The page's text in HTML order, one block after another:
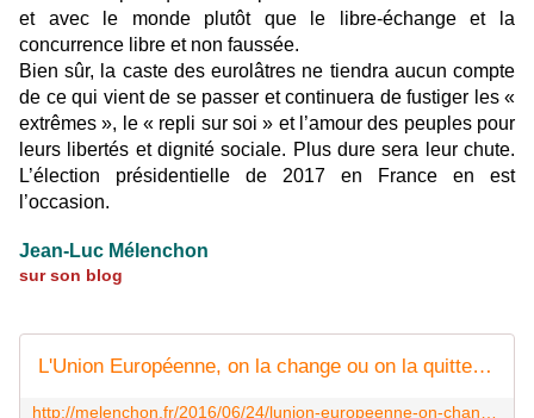
et avec le monde plutôt que le libre-échange et la
concurrence libre et non faussée.
Bien sûr, la caste des eurolâtres ne tiendra aucun compte
de ce qui vient de se passer et continuera de fustiger les «
extrêmes », le « repli sur soi » et l’amour des peuples pour
leurs libertés et dignité sociale. Plus dure sera leur chute.
L’élection présidentielle de 2017 en France en est
l’occasion.
Jean-Luc Mélenchon
sur son blog
L'Union Européenne, on la change ou on la quitte ! L'heure du Plan B sonne en 2017 ! | Jean-Luc Mélenchon